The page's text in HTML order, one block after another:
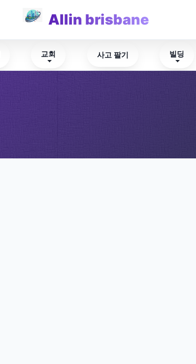
Allin brisbane
교회 사고 팔기 빌딩